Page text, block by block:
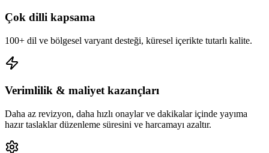
Çok dilli kapsama
100+ dil ve bölgesel varyant desteği, küresel içerikte tutarlı kalite.
Verimlilik & maliyet kazançları
Daha az revizyon, daha hızlı onaylar ve dakikalar içinde yayıma
hazır taslaklar düzenleme süresini ve harcamayı azaltır.